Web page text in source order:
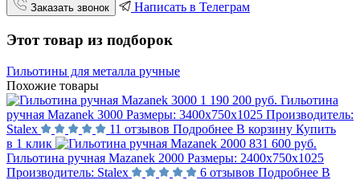
Заказать звонок Написать в Телеграм
Этот товар из подборок
Гильотины для металла ручные
Похожие товары
1 190 200 руб. Гильотина
ручная Mazanek 3000 Размеры: 3400х750х1025 Производитель:
Stalex
11 отзывов Подробнее В корзину Купить
в 1 клик
831 600 руб.
Гильотина ручная Mazanek 2000 Размеры: 2400х750х1025
Производитель: Stalex 6 отзывов Подробнее В